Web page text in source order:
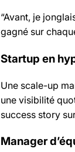
“Avant, je
gagné sur
Startup en
Une scale-up
une visibilité
success story
Manager